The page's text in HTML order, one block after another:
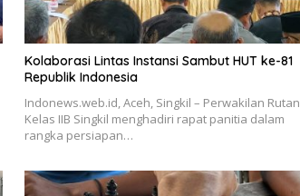
Kolaborasi Lintas Instansi Sambut HUT ke-81
Republik Indonesia
Indonews.web.id, Aceh, Singkil – Perwakilan Rutan
Kelas IIB Singkil menghadiri rapat panitia dalam
rangka persiapan…